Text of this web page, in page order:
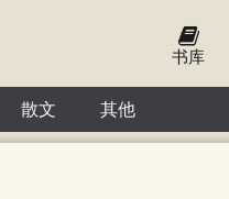
书库
散文 其他